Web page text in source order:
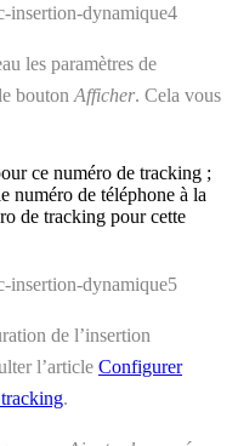
les paramètres de
bouton Afficher. Cela vous
ce numéro de tracking ;
numéro de téléphone à la
de tracking pour cette
de l’insertion
l’article Configurer
.